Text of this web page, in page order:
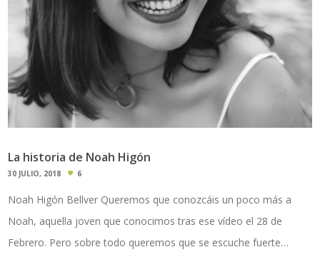
La historia de Noah Higón
30 JULIO, 2018 6
Noah Higón Bellver Queremos que conozcáis un poco más a
Noah, aquella joven que conocimos tras ese vídeo el 28 de
Febrero. Pero sobre todo queremos que se escuche fuerte…